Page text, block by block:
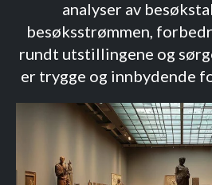
analyser av
besøksstrømmen,
rundt utstillingene og
er trygge og innbydende